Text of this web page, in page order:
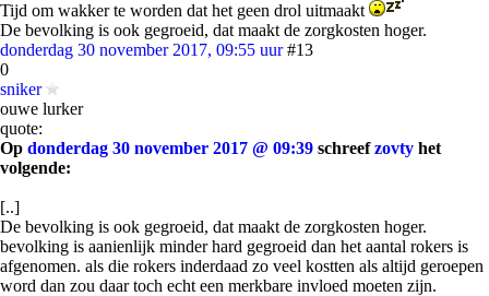
Tijd om wakker te worden dat het geen drol uitmaakt
De bevolking is ook gegroeid, dat maakt de zorgkosten hoger.
donderdag 30 november 2017, 09:55 uur #13
0
sniker
ouwe lurker
quote:
Op donderdag 30 november 2017 @ 09:39 schreefzovty het
volgende:
[..]
De bevolking is ook gegroeid, dat maakt de zorgkosten hoger.
bevolking is aanienlijk minder hard gegroeid dan het aantal rokers is
afgenomen. als die rokers inderdaad zo veel kostten als altijd geroepen
word dan zou daar toch echt een merkbare invloed moeten zijn.